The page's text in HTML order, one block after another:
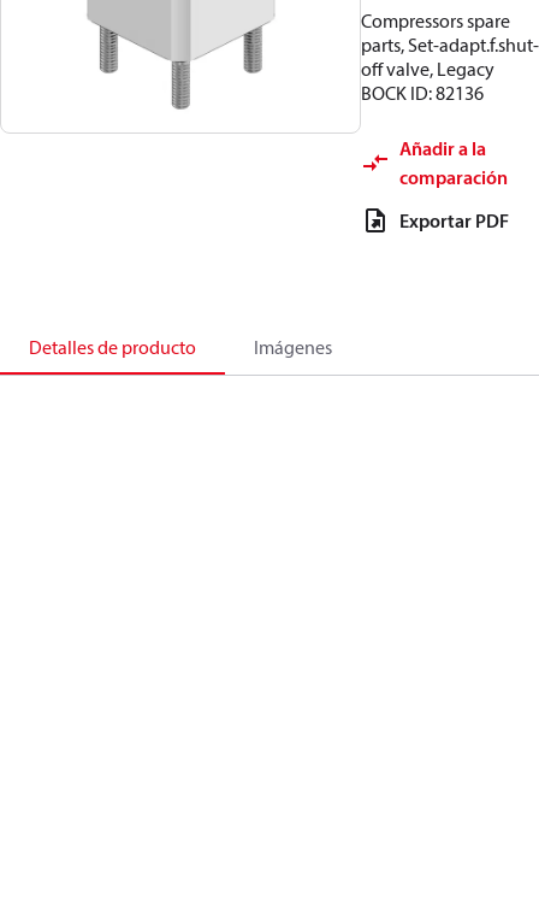
Compressors spare
parts, Set-adapt.f.shut-
off valve, Legacy
BOCK ID: 82136
Añadir a la
comparación
Exportar PDF
Detalles de producto Imágenes